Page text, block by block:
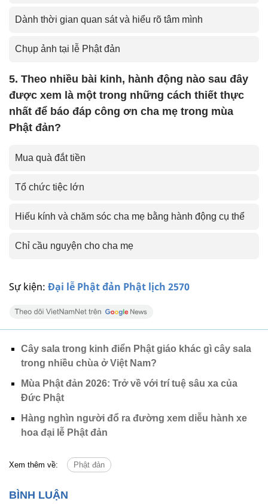
Sự kiện: Đại lễ Phật đản Phật lịch 2570
Dành thời gian quan sát và hiểu rõ tâm mình
Chụp ảnh tại lễ Phật đản
5. Theo nhiều bài kinh, hành động nào sau đây
được xem là một trong những cách thiết thực
nhất để báo đáp công ơn cha mẹ trong mùa
Phật đản?
Mua quà đắt tiền
Tổ chức tiệc lớn
Hiếu kính và chăm sóc cha mẹ bằng hành động cụ thể
Chỉ cầu nguyện cho cha mẹ
Cây sala trong kinh điển Phật giáo khác gì cây sala
trong nhiều chùa ở Việt Nam?
Mùa Phật đản 2026: Trở về với trí tuệ sâu xa của
Đức Phật
Hàng nghìn người đổ ra đường xem diễu hành xe
hoa đại lễ Phật đản
Xem thêm về: Phật đản